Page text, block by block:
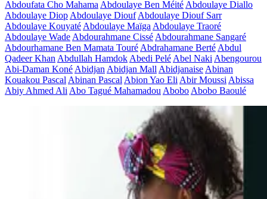
Abdoufata Cho Mahama Abdoulaye Ben Méité Abdoulaye Diallo
Abdoulaye Diop Abdoulaye Diouf Abdoulaye Diouf Sarr
Abdoulaye Kouyaté Abdoulaye Maïga Abdoulaye Traoré
Abdoulaye Wade Abdourahmane Cissé Abdourahmane Sangaré
Abdourhamane Ben Mamata Touré Abdrahamane Berté Abdul
Qadeer Khan Abdullah Hamdok Abedi Pelé Abel Naki Abengourou
Abi-Daman Koné Abidjan Abidjan Mall Abidjanaise Abinan
Kouakou Pascal Abinan Pascal Abion Yao Eli Abir Moussi Abissa
Abiy Ahmed Ali Abo Tagué Mahamadou Abobo Abobo Baoulé